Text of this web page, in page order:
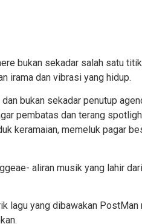
bukan sekadar salah satu
irama dan vibrasi yang hidup.
bukan sekadar penutup
pembatas dan terang
keramaian, memeluk pagar
aliran musik yang lahir
lagu yang dibawakan